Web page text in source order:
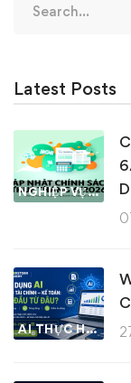
for:
Latest Posts
NGHIỆP VỤ KẾ TOÁN & THUẾ
AI THỰC HÀNH